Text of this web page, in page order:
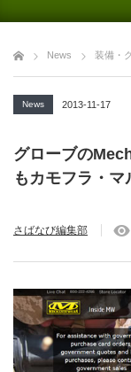
News 装備・
News 2013-11-17
グローブの
もカモフラ・
さばなび編集部